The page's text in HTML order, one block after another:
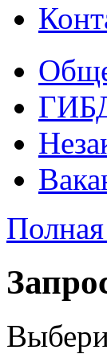
Полная